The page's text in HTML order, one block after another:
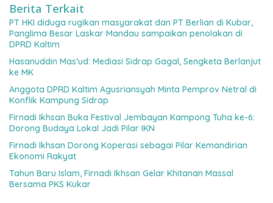
Berita Terkait
PT HKI diduga rugikan masyarakat dan PT Berlian di Kubar,
Panglima Besar Laskar Mandau sampaikan penolakan di
DPRD Kaltim
Hasanuddin Mas’ud: Mediasi Sidrap Gagal, Sengketa Berlanjut
ke MK
Anggota DPRD Kaltim Agusriansyah Minta Pemprov Netral di
Konflik Kampung Sidrap
Firnadi Ikhsan Buka Festival Jembayan Kampong Tuha ke-6:
Dorong Budaya Lokal Jadi Pilar IKN
Firnadi Ikhsan Dorong Koperasi sebagai Pilar Kemandirian
Ekonomi Rakyat
Tahun Baru Islam, Firnadi Ikhsan Gelar Khitanan Massal
Bersama PKS Kukar